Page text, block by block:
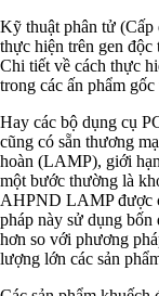
Kỹ thuật phân tử
thực hiện trên gen
Chi tiết về cách thực
trong các ấn phẩm
Hay các bộ dụng cụ
cũng có sẵn thương
hoàn (LAMP), giới
một bước thường là
AHPND LAMP được
pháp này sử dụng bốn
hơn so với phương
lượng lớn các sản